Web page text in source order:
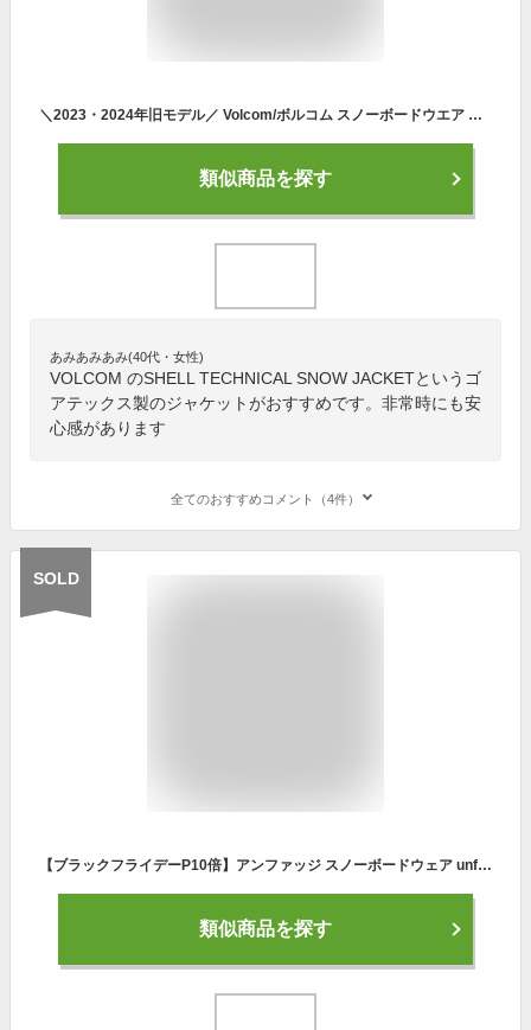
＼2023・2024年旧モデル／ Volcom/ボルコム スノーボードウエア ジャケット VOLCOM SHELL TECHNICAL SNOW JACKET L GORE-TEX JACKET スノーボード ウエア 防水ジャケット ゴアテックス ゴア GORE防水ウェア バックカントリー仕様 SNOWBOARD 正規品
類似商品を探す
あみあみあみ(40代・女性)
VOLCOM のSHELL TECHNICAL SNOW JACKETというゴ
アテックス製のジャケットがおすすめです。非常時にも安
心感があります
全てのおすすめコメント（4件）
SOLD
【ブラックフライデーP10倍】アンファッジ スノーボードウェア unfudge PEEP JACKET ピープジャケット メンズ レディース スノーボードジャケット スノーウェア 東レ製3レイヤー バックカントリー スノボ スキー 雪山 23-24モデル 2023-2024
類似商品を探す